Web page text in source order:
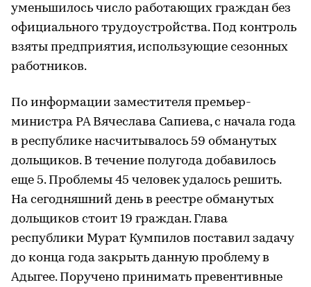
уменьшилось число работающих граждан без
официального трудоустройства. Под контроль
взяты предприятия, использующие сезонных
работников.
По информации заместителя премьер-
министра РА Вячеслава Сапиева, с начала года
в республике насчитывалось 59 обманутых
дольщиков. В течение полугода добавилось
еще 5. Проблемы 45 человек удалось решить.
На сегодняшний день в реестре обманутых
дольщиков стоит 19 граждан. Глава
республики Мурат Кумпилов поставил задачу
до конца года закрыть данную проблему в
Адыгее. Поручено принимать превентивные